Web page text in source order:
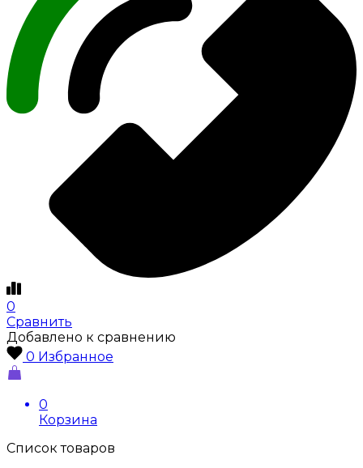
0
Сравнить
Добавлено к сравнению
0 Избранное
0
Корзина
Список товаров